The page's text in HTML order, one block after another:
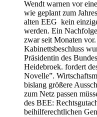
Wendt warnen vor
wie geplant zum
alten EEG kein
werden. Ein
zwar seit Monaten
Kabinettsbeschluss
Präsidentin des
Heidebroek. fordert
Novelle”.
bislang größere
zum Netz passen
des BEE:
beihilferechtlichen